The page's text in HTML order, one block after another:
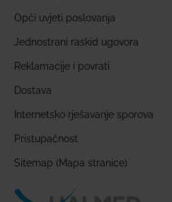
Opći uvjeti poslovanja
Jednostrani raskid ugovora
Reklamacije i povrati
Dostava
Internetsko rješavanje sporova
Pristupačnost
Sitemap (Mapa stranice)